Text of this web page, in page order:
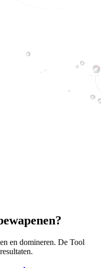
en domineren. De Tool